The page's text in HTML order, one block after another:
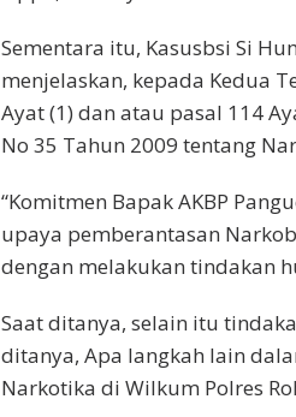
Sementara itu, Kasusbsi Si
menjelaskan, kepada Kedua
Ayat (1) dan atau pasal 114
No 35 Tahun 2009 tentang
“Komitmen Bapak AKBP
upaya pemberantasan
dengan melakukan tindakan
Saat ditanya, selain itu
ditanya, Apa langkah lain
Narkotika di Wilkum Polres